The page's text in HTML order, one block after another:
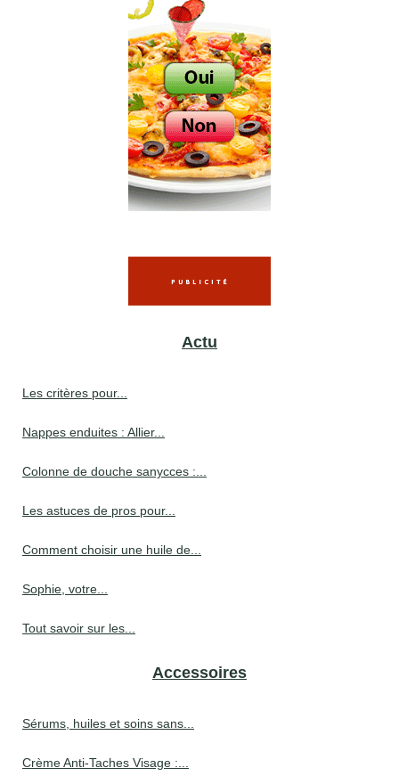
Actu
Les critères pour...
Nappes enduites : Allier...
Colonne de douche sanycces :...
Les astuces de pros pour...
Comment choisir une huile de...
Sophie, votre...
Tout savoir sur les...
Accessoires
Sérums, huiles et soins sans...
Crème Anti-Taches Visage :...